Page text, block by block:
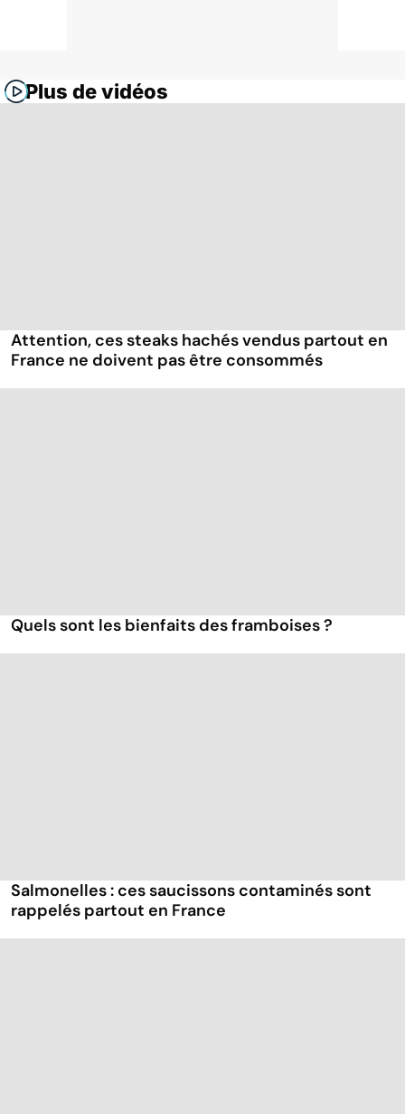
Plus de vidéos
Attention, ces steaks hachés vendus partout en
France ne doivent pas être consommés
Quels sont les bienfaits des framboises ?
Salmonelles : ces saucissons contaminés sont
rappelés partout en France